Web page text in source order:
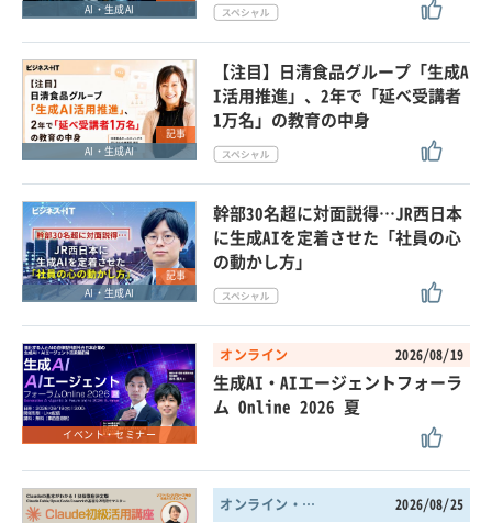
AI・生成AI
記事
AI・生成AI
【注目】日清食品グループ「生成A
I活用推進」、2年で「延べ受講者
1万名」の教育の中身
記事
AI・生成AI
幹部30名超に対面説得…JR西日本
に生成AIを定着させた「社員の心
の動かし方」
イベント・セミナー
オンライン 2026/08/19
生成AI・AIエージェントフォーラ
ム Online 2026 夏
オンライン・東京都 2026/08/25